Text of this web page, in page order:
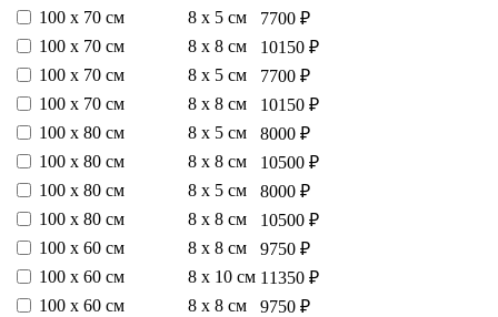
100 х 70 см
8 х 5 см
7700 ₽
100 х 70 см
8 х 8 см
10150 ₽
100 х 70 см
8 х 5 см
7700 ₽
100 х 70 см
8 х 8 см
10150 ₽
100 х 80 см
8 х 5 см
8000 ₽
100 х 80 см
8 х 8 см
10500 ₽
100 х 80 см
8 х 5 см
8000 ₽
100 х 80 см
8 х 8 см
10500 ₽
100 х 60 см
8 х 8 см
9750 ₽
100 х 60 см
8 х 10 см 11350 ₽
100 х 60 см
8 х 8 см
9750 ₽